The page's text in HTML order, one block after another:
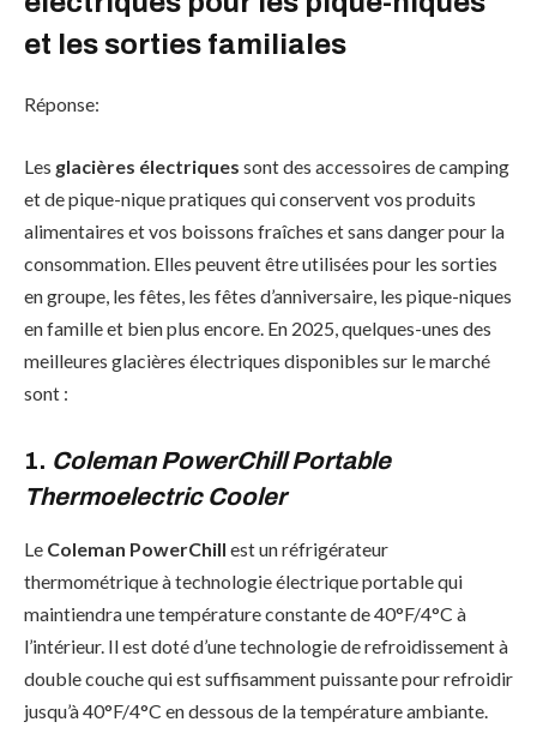
et les sorties familiales
Réponse:
Les glacières électriques sont des accessoires de camping
et de pique-nique pratiques qui conservent vos produits
alimentaires et vos boissons fraîches et sans danger pour la
consommation. Elles peuvent être utilisées pour les sorties
en groupe, les fêtes, les fêtes d’anniversaire, les pique-niques
en famille et bien plus encore. En 2025, quelques-unes des
meilleures glacières électriques disponibles sur le marché
sont :
1. Coleman PowerChill Portable
Thermoelectric Cooler
Le Coleman PowerChill est un réfrigérateur
thermométrique à technologie électrique portable qui
maintiendra une température constante de 40°F/4°C à
l’intérieur. Il est doté d’une technologie de refroidissement à
double couche qui est suffisamment puissante pour refroidir
jusqu’à 40°F/4°C en dessous de la température ambiante.